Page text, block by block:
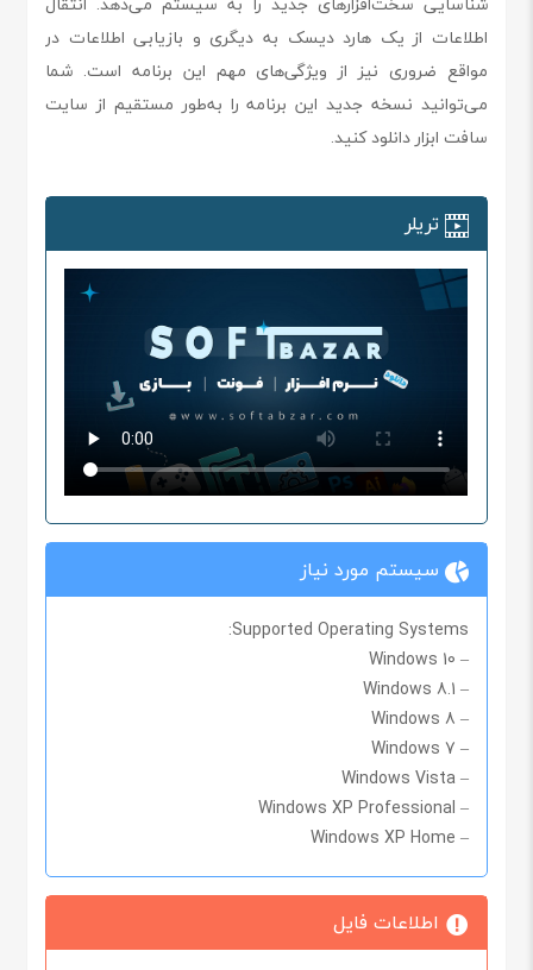
اطلاعات از یک هارد دیسک به دیگری و بازیابی اطلاعات در
مواقع ضروری نیز از ویژگی‌های مهم این برنامه است. شما
می‌توانید نسخه جدید این برنامه را به‌طور مستقیم از سایت
سافت ابزار دانلود کنید.
تریلر
سیستم مورد نیاز
Supported Operating Systems:
– Windows 10
– Windows 8.1
– Windows 8
– Windows 7
– Windows Vista
– Windows XP Professional
– Windows XP Home
اطلاعات فایل